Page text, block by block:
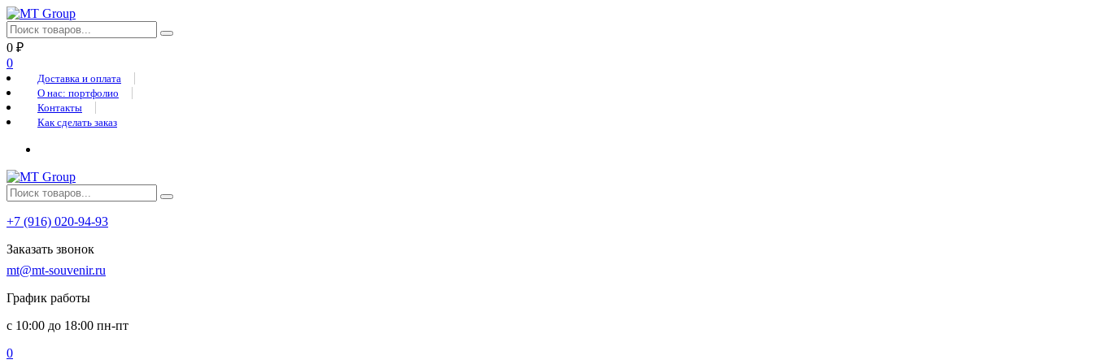
0 ₽
0
Доставка и оплата
О нас: портфолио
Контакты
Как сделать заказ
+7 (916) 020-94-93
Заказать звонок
mt@mt-souvenir.ru
График работы
с 10:00 до 18:00 пн-пт
0